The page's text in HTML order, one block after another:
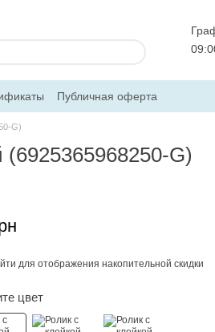
Публичная оферта
G)
(6925365968250-G)
для отображения накопительной скидки
цвет